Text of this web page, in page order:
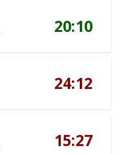
20:10
24:12
15:27